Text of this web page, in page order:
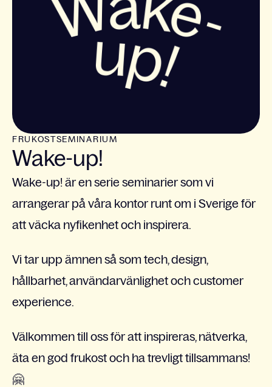
FRUKOSTSEMINARIUM
Wake-up!
Wake-up! är en serie seminarier som vi
arrangerar på våra kontor runt om i Sverige för
att väcka nyfikenhet och inspirera.
Vi tar upp ämnen så som tech, design,
hållbarhet, användarvänlighet och customer
experience.
Välkommen till oss för att inspireras, nätverka,
äta en god frukost och ha trevligt tillsammans!
🤗